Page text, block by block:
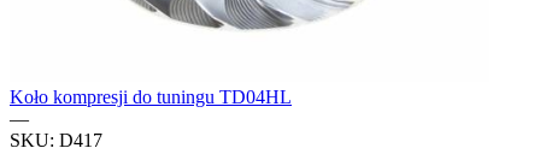
Koło kompresji do tuningu TD04HL
—
SKU: D417